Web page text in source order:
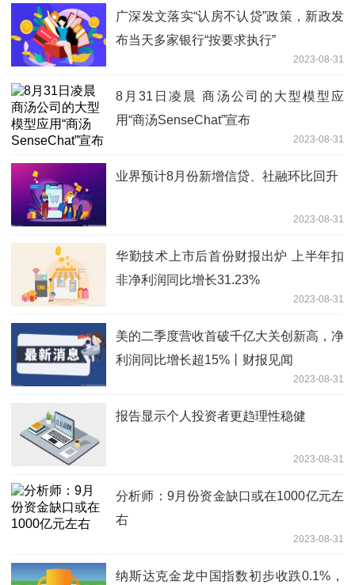
广深发文落实“认房不认贷”政策，新政发
布当天多家银行“按要求执行”
2023-08-31
8月31日凌晨 商汤公司的大型模型应
用“商汤SenseChat”宣布
2023-08-31
业界预计8月份新增信贷、社融环比回升
2023-08-31
华勤技术上市后首份财报出炉 上半年扣
非净利润同比增长31.23%
2023-08-31
美的二季度营收首破千亿大关创新高，净
利润同比增长超15%丨财报见闻
2023-08-31
报告显示个人投资者更趋理性稳健
2023-08-31
分析师：9月份资金缺口或在1000亿元左
右
2023-08-31
纳斯达克金龙中国指数初步收跌0.1%，